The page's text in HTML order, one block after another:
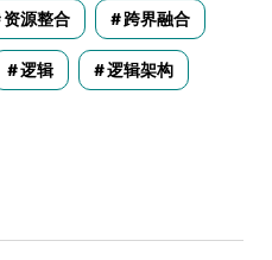
资源整合 跨界融合
逻辑 逻辑架构